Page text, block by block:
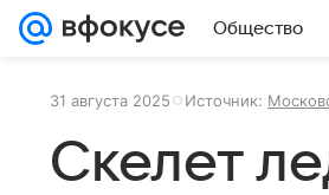
Общество
31 августа 2025 Источник:
Скелет